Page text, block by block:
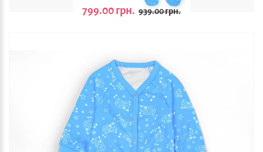
799.00 грн. 939.00 грн.